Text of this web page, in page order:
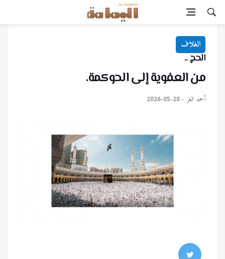
الغلاف
الحج ..
من العفوية إلى الحوكمة.
أحمد الغر 2026-05-20